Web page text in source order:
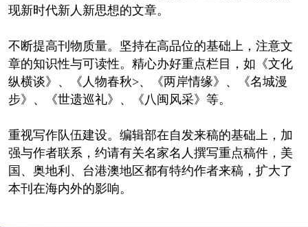
现新时代新人新思想的文章。
不断提高刊物质量。坚持在高品位的基础上，注意文
章的知识性与可读性。精心办好重点栏目，如《文化
纵横谈》、《人物春秋>、《两岸情缘》、《名城漫
步》、《世遗巡礼》、《八闽风采》等。
重视写作队伍建设。编辑部在自发来稿的基础上，加
强与作者联系，约请有关名家名人撰写重点稿件，美
国、奥地利、台港澳地区都有特约作者来稿，扩大了
本刊在海内外的影响。